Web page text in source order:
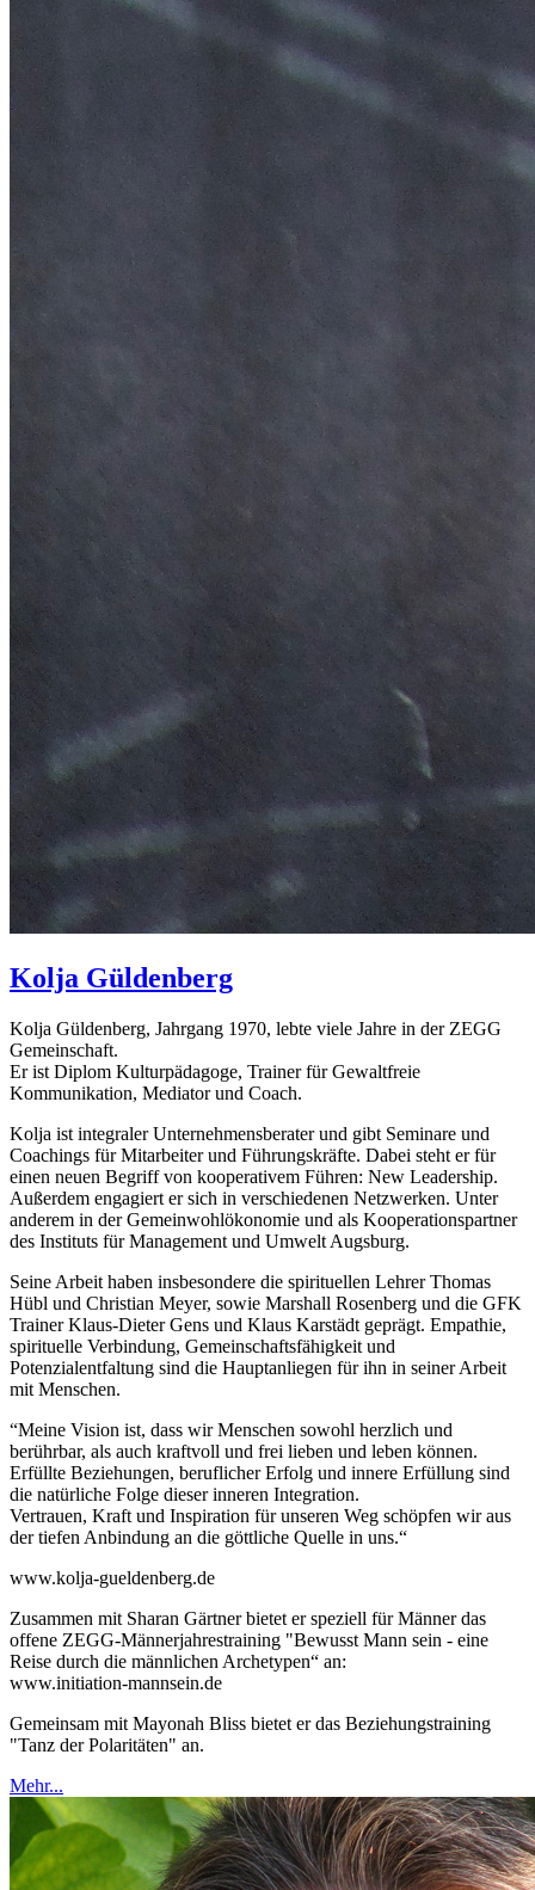
Kolja Güldenberg
Kolja Güldenberg, Jahrgang 1970, lebte viele Jahre in der ZEGG
Gemeinschaft.
Er ist Diplom Kulturpädagoge, Trainer für Gewaltfreie
Kommunikation, Mediator und Coach.
Kolja ist integraler Unternehmensberater und gibt Seminare und
Coachings für Mitarbeiter und Führungskräfte. Dabei steht er für
einen neuen Begriff von kooperativem Führen: New Leadership.
Außerdem engagiert er sich in verschiedenen Netzwerken. Unter
anderem in der Gemeinwohlökonomie und als Kooperationspartner
des Instituts für Management und Umwelt Augsburg.
Seine Arbeit haben insbesondere die spirituellen Lehrer Thomas
Hübl und Christian Meyer, sowie Marshall Rosenberg und die GFK
Trainer Klaus-Dieter Gens und Klaus Karstädt geprägt. Empathie,
spirituelle Verbindung, Gemeinschaftsfähigkeit und
Potenzialentfaltung sind die Hauptanliegen für ihn in seiner Arbeit
mit Menschen.
“Meine Vision ist, dass wir Menschen sowohl herzlich und
berührbar, als auch kraftvoll und frei lieben und leben können.
Erfüllte Beziehungen, beruflicher Erfolg und innere Erfüllung sind
die natürliche Folge dieser inneren Integration.
Vertrauen, Kraft und Inspiration für unseren Weg schöpfen wir aus
der tiefen Anbindung an die göttliche Quelle in uns.“
www.kolja-gueldenberg.de
Zusammen mit Sharan Gärtner bietet er speziell für Männer das
offene ZEGG-Männerjahrestraining "Bewusst Mann sein - eine
Reise durch die männlichen Archetypen“ an:
www.initiation-mannsein.de
Gemeinsam mit Mayonah Bliss bietet er das Beziehungstraining
"Tanz der Polaritäten" an.
Mehr...